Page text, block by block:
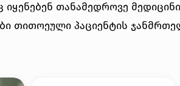
თანამედროვე
თითოეული პაციენტის